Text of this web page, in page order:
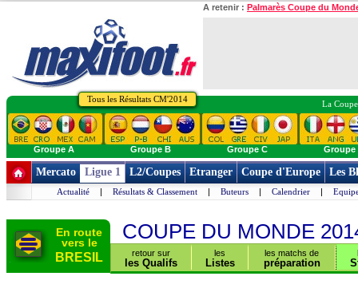
A retenir : Palmarès Coupe du
Tous les Résultats CM'2014 La
Groupe A Groupe B Groupe C Groupe
Mercato Ligue 1 L2/Coupes Etranger Coupe d'Europe Les
Actualité | Résultats & Classement | Buteurs | Calendrier |
En route
vers le
BRESIL
COUPE DU MONDE
retour sur
les Qualifs
les
Listes
les matchs de
préparation